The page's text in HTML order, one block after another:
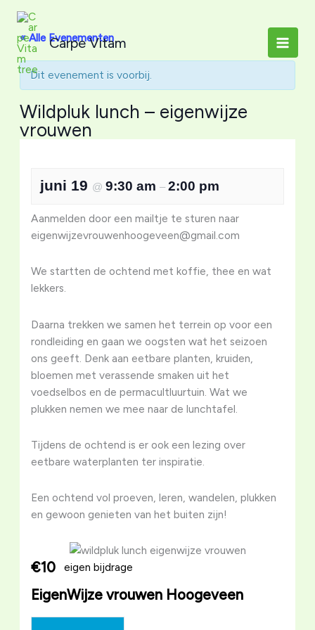
naar
inhoud
Carpe Vitam
« Alle Evenementen
Dit evenement is voorbij.
Wildpluk lunch – eigenwijze
vrouwen
juni 19 @ 9:30 am – 2:00 pm
Aanmelden door een mailtje te sturen naar
eigenwijzevrouwenhoogeveen@gmail.com
We startten de ochtend met koffie, thee en wat
lekkers.
Daarna trekken we samen het terrein op voor een
rondleiding en gaan we oogsten wat het seizoen
ons geeft. Denk aan eetbare planten, kruiden,
bloemen met verassende smaken uit het
voedselbos en de permacultluurtuin. Wat we
plukken nemen we mee naar de lunchtafel.
Tijdens de ochtend is er ook een lezing over
eetbare waterplanten ter inspiratie.
Een ochtend vol proeven, leren, wandelen, plukken
en gewoon genieten van het buiten zijn!
€10 eigen bijdrage
EigenWijze vrouwen Hoogeveen